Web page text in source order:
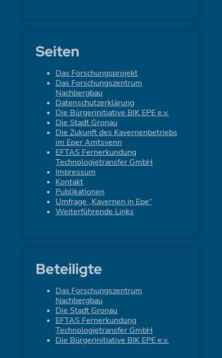
Seiten
Das Forschungsprojekt
Das Forschungszentrum
Nachbergbau
Datenschutzerklärung
Die Bürgerinitiative BIK EPE e.v.
Die Stadt Gronau
Die Zukunft des Kavernenbetriebs
im Eper Amtsvenn
EFTAS Fernerkundung
Technologietransfer GmbH
Impressum
Kontakt
Publikationen
Umfrage „Kavernen in Epe“
Weiterführende Links
Beteiligte
Das Forschungszentrum
Nachbergbau
Die Stadt Gronau
EFTAS Fernerkundung
Technologietransfer GmbH
Die Bürgerinitiative BIK EPE e.v.